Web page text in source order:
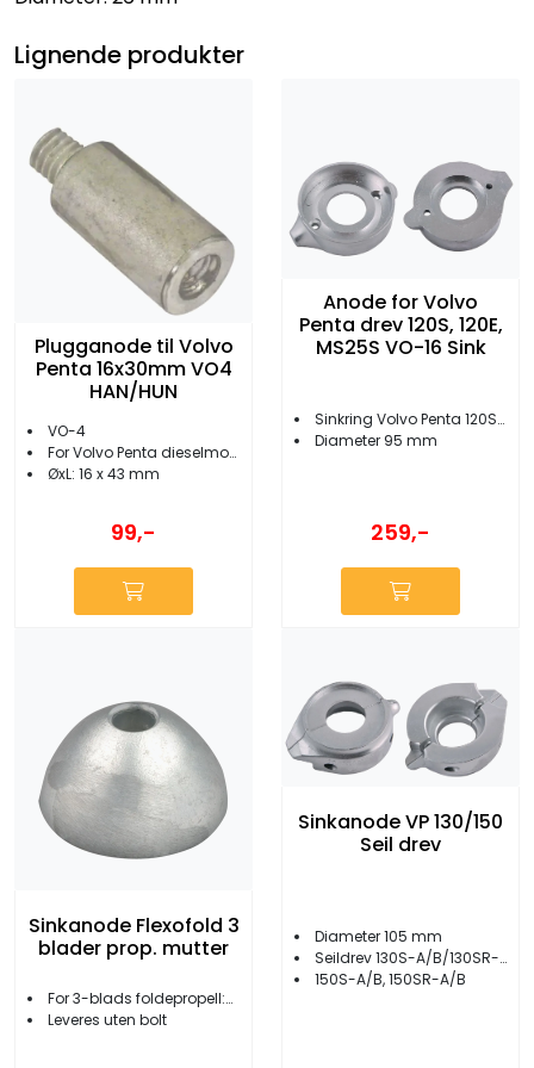
Lignende produkter
Plugganode til Volvo
Penta 16x30mm VO4
HAN/HUN
VO-4
For Volvo Penta dieselmotorer
ØxL: 16 x 43 mm
99,-
Anode for Volvo
Penta drev 120S, 120E,
MS25S VO-16 Sink
Sinkring Volvo Penta 120S/SE / MS25S drev
Diameter 95 mm
259,-
Sinkanode Flexofold 3
blader prop. mutter
For 3-blads foldepropell:Ø utvendig: 67 mm
Leveres uten bolt
Sinkanode VP 130/150
Seil drev
Diameter 105 mm
Seildrev 130S-A/B/130SR-A/B
150S-A/B, 150SR-A/B